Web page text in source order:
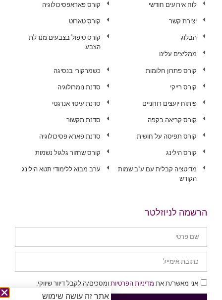
לוח אירועים חודשי
יצירת קשר
הבלוג
ממליצים עלינו
קורס פאראפסיכולוגיה
קורס טארוט
קורס טיפול בצבעים מנדלת
הצבע
קורס פתרון חלומות
קורס רייקי
פיתוח יועצים רוחניים
קורס קריאה בקפה
קורס תפיסה על חושית
קורס הילינג
מדיטציה קבלית עם ע"ב שמות
הקודש
כשמרקורי בנסיגה
סדנת נומרולוגיה
סדנת עיסוי אנרגטי
סדנת תקשור
סדנת פארא פסיכולוגיה
קורס שחזור גלגול נשמות
ערב מבוא ללימודי תטא הילינג
הרשמה לניוזלטר
אני מאשר/ת את מדיניות הפרטיות ומסכים/ה לקבל דיוור שיווקי.
אתר זה עושה שימוש